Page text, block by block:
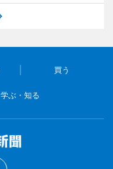
買う
学ぶ・知る